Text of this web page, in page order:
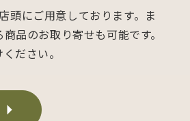
頭にご用意しております。ま
品のお取り寄せも可能です。
ださい。